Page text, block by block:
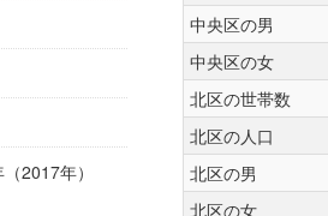
2017年）
中央区の男
中央区の女
北区の世帯数
北区の人口
北区の男
北区の女